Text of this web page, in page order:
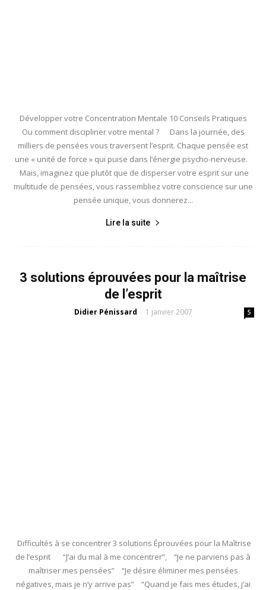
Développer votre Concentration Mentale 10 Conseils Pratiques
Ou comment discipliner votre mental ? Dans la journée, des
milliers de pensées vous traversent l’esprit. Chaque pensée est
une « unité de force » qui puise dans l’énergie psycho-nerveuse.
Mais, imaginez que plutôt que de disperser votre esprit sur une
multitude de pensées, vous rassembliez votre conscience sur une
pensée unique, vous donnerez...
Lire la suite
3 solutions éprouvées pour la maîtrise
de l’esprit
Didier Pénissard - 1 janvier 2007 5
Difficultés à se concentrer 3 solutions Éprouvées pour la Maîtrise
de l’esprit “J’ai du mal à me concentrer”, “Je ne parviens pas à
maîtriser mes pensées” “Je désire éliminer mes pensées
négatives, mais je n’y arrive pas” “Quand je fais mes études, j’ai